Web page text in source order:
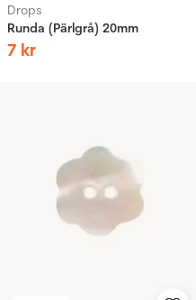
Drops
Runda (Pärlgrå) 20mm
7 kr